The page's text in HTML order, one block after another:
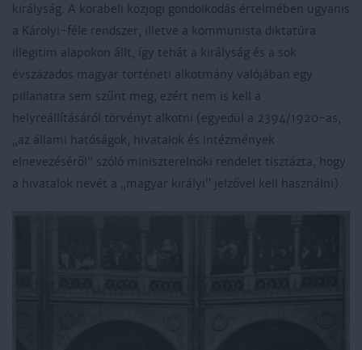
királyság. A korabeli közjogi gondolkodás értelmében ugyanis
a Károlyi-féle rendszer, illetve a kommunista diktatúra
illegitim alapokon állt, így tehát a királyság és a sok
évszázados magyar történeti alkotmány valójában egy
pillanatra sem szűnt meg, ezért nem is kell a
helyreállításáról törvényt alkotni (egyedül a 2394/1920-as,
„az állami hatóságok, hivatalok és intézmények
elnevezéséről” szóló miniszterelnöki rendelet tisztázta, hogy
a hivatalok nevét a „magyar királyi” jelzővel kell használni).